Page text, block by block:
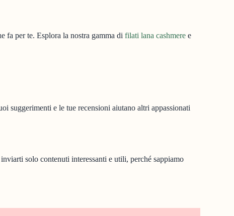
fa per te. Esplora la nostra gamma difilati lana cashmere e
suggerimenti e le tue recensioni aiutano altri appassionati
solo contenuti interessanti e utili, perché sappiamo